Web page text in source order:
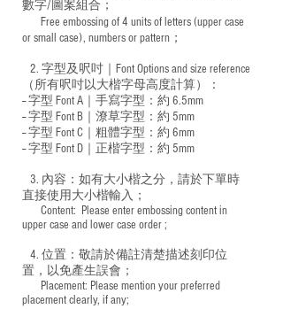
數字/圖案組合；
Free embossing of 4 units of letters (upper case
or small case), numbers or pattern；
2. 字型及呎吋｜ Font Options and size reference
（所有呎吋以大楷字母高度計算）：
-- 字型 Font A｜手寫字型：約 6.5mm
-- 字型 Font B｜潦草字型： 約 5mm
-- 字型 Font C｜粗體字型：約 6mm
-- 字型 Font D｜正楷字型： 約 5mm
3. 內容：如有大小楷之分，請於下單時
直接使用大小楷輸入；
​ Content: Please enter embossing content in
upper case and lower case order ;
4. 位置：敬請於備註清楚描述刻印位
置，以免產生誤會；
​ Placement: Please mention your preferred
placement clearly, if any;